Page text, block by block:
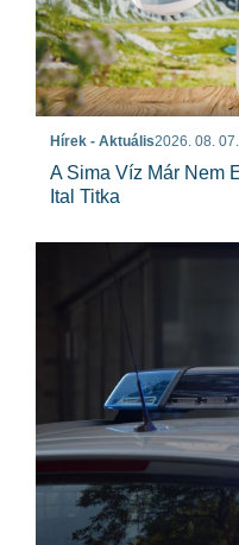
Hírek - Aktuális2026. 08. 07.
A Sima Víz Már Nem
Ital Titka